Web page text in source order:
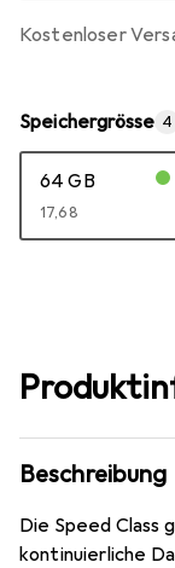
Kostenloser
Speichergrösse 4
64 GB
EUR
17,68
Beschreibung
Die Speed Class
kontinuierliche